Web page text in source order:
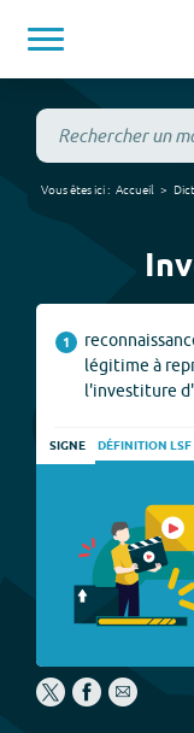
Vous êtes ici : Accueil
1
légitime à
l'investiture
SIGNE DÉFINITION LSF